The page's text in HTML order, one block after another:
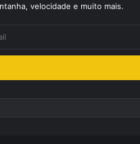
velocidade e muito mais.